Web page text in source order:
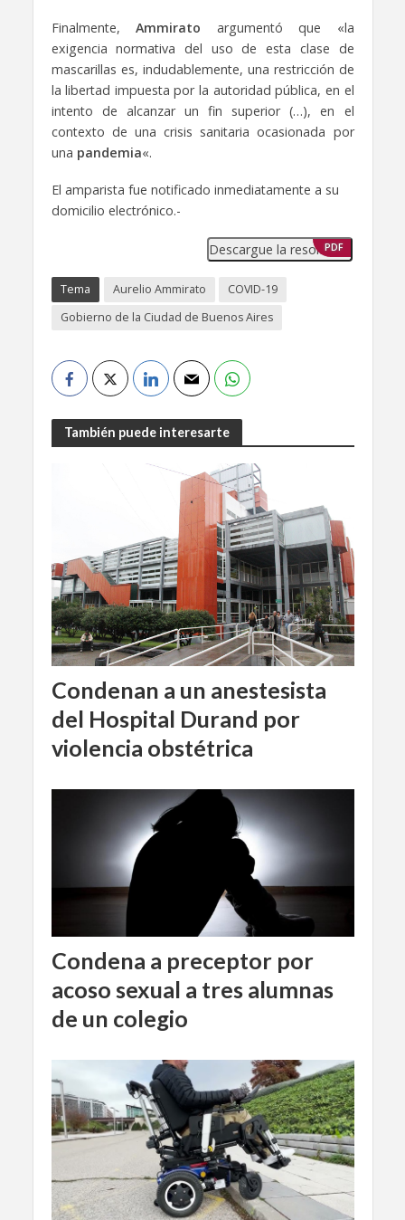
Finalmente, Ammirato argumentó que «la
exigencia normativa del uso de esta clase de
mascarillas es, indudablemente, una restricción de
la libertad impuesta por la autoridad pública, en el
intento de alcanzar un fin superior (…), en el
contexto de una crisis sanitaria ocasionada por
una pandemia«.
El amparista fue notificado inmediatamente a su
domicilio electrónico.-
Descargue la resolución
PDF
Tema Aurelio Ammirato
COVID-19
Gobierno de la Ciudad de Buenos Aires
También puede interesarte
Condenan a un anestesista
del Hospital Durand por
violencia obstétrica
Condena a preceptor por
acoso sexual a tres alumnas
de un colegio